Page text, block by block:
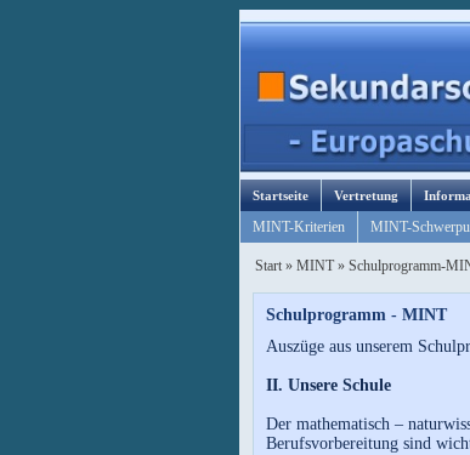
Startseite Vertretung
MINT-Kriterien MINT-
Start» MINT» Schulprogramm-
Schulprogramm - MINT
Auszüge aus unserem
II. Unsere Schule
Der mathematisch –
Berufsvorbereitung sind